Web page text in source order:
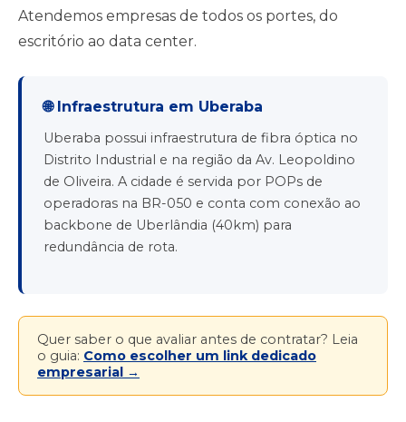
Atendemos empresas de todos os portes, do
escritório ao data center.
🌐 Infraestrutura em Uberaba
Uberaba possui infraestrutura de fibra óptica no
Distrito Industrial e na região da Av. Leopoldino
de Oliveira. A cidade é servida por POPs de
operadoras na BR-050 e conta com conexão ao
backbone de Uberlândia (40km) para
redundância de rota.
Quer saber o que avaliar antes de contratar? Leia
o guia: Como escolher um link dedicado
empresarial →